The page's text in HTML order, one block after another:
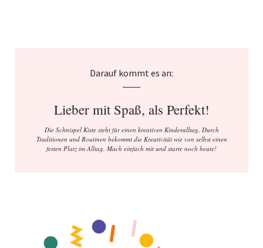
Darauf kommt es an:
Lieber mit Spaß, als Perfekt!
Die Schnispel Kiste steht für einen kreativen Kinderalltag. Durch
Traditionen und Routinen bekommt die Kreativität wie von selbst einen
festen Platz im Alltag. Mach einfach mit und starte noch heute!